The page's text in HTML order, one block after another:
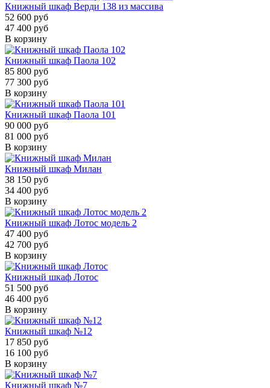
Книжный шкаф Верди 138 из массива
52 600 руб
47 400 руб
В корзину
Книжный шкаф Паола 102
85 800 руб
77 300 руб
В корзину
Книжный шкаф Паола 101
90 000 руб
81 000 руб
В корзину
Книжный шкаф Милан
38 150 руб
34 400 руб
В корзину
Книжный шкаф Лотос модель 2
47 400 руб
42 700 руб
В корзину
Книжный шкаф Лотос
51 500 руб
46 400 руб
В корзину
Книжный шкаф №12
17 850 руб
16 100 руб
В корзину
Книжный шкаф №7